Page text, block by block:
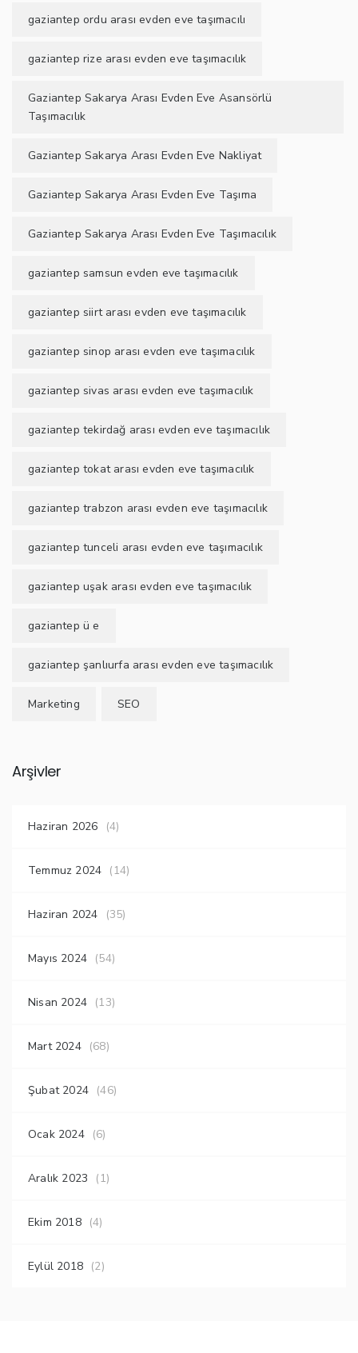
gaziantep ordu arası evden eve taşımacılı
gaziantep rize arası evden eve taşımacılık
Gaziantep Sakarya Arası Evden Eve Asansörlü
Taşımacılık
Gaziantep Sakarya Arası Evden Eve Nakliyat
Gaziantep Sakarya Arası Evden Eve Taşıma
Gaziantep Sakarya Arası Evden Eve Taşımacılık
gaziantep samsun evden eve taşımacılık
gaziantep siirt arası evden eve taşımacılık
gaziantep sinop arası evden eve taşımacılık
gaziantep sivas arası evden eve taşımacılık
gaziantep tekirdağ arası evden eve taşımacılık
gaziantep tokat arası evden eve taşımacılık
gaziantep trabzon arası evden eve taşımacılık
gaziantep tunceli arası evden eve taşımacılık
gaziantep uşak arası evden eve taşımacılık
gaziantep ü e
gaziantep şanlıurfa arası evden eve taşımacılık
Marketing SEO
Arşivler
Haziran 2026 (4)
Temmuz 2024 (14)
Haziran 2024 (35)
Mayıs 2024 (54)
Nisan 2024 (13)
Mart 2024 (68)
Şubat 2024 (46)
Ocak 2024 (6)
Aralık 2023 (1)
Ekim 2018 (4)
Eylül 2018 (2)